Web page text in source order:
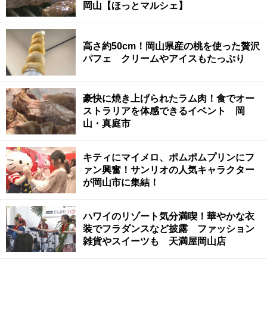
岡山【ほっとマルシェ】
高さ約50cm！岡山県産の桃を使った贅沢
パフェ クリームやアイスもたっぷり
豪快に焼き上げられたラム肉！食でオー
ストラリアを体感できるイベント 岡
山・真庭市
キティにマイメロ、ポムポムプリンにフ
ァン興奮！サンリオの人気キャラクター
が岡山市に集結！
ハワイのリゾート気分満喫！華やかな衣
装でフラダンスなど披露 ファッション
雑貨やスイーツも 天満屋岡山店